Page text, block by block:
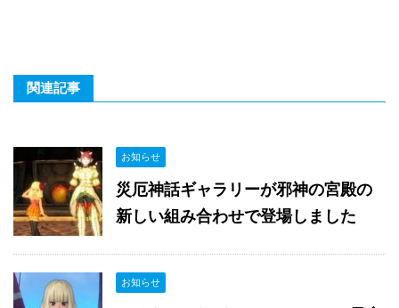
関連記事
お知らせ
災厄神話ギャラリーが邪神の宮殿の
新しい組み合わせで登場しました
お知らせ